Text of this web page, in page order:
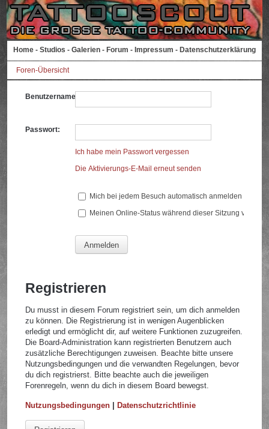
Home - Studios - Galerien - Forum - Impressum - Datenschutzerklärung
Foren-Übersicht
Benutzername:
Passwort:
Ich habe mein Passwort vergessen
Die Aktivierungs-E-Mail erneut senden
Mich bei jedem Besuch automatisch anmelden
Meinen Online-Status während dieser Sitzung
Registrieren
Du musst in diesem Forum registriert sein, um dich anmelden
zu können. Die Registrierung ist in wenigen Augenblicken
erledigt und ermöglicht dir, auf weitere Funktionen zuzugreifen.
Die Board-Administration kann registrierten Benutzern auch
zusätzliche Berechtigungen zuweisen. Beachte bitte unsere
Nutzungsbedingungen und die verwandten Regelungen, bevor
du dich registrierst. Bitte beachte auch die jeweiligen
Forenregeln, wenn du dich in diesem Board bewegst.
Nutzungsbedingungen |Datenschutzrichtlinie